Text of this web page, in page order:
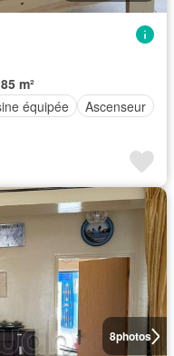
85 m²
équipée
Ascenseur
8photos